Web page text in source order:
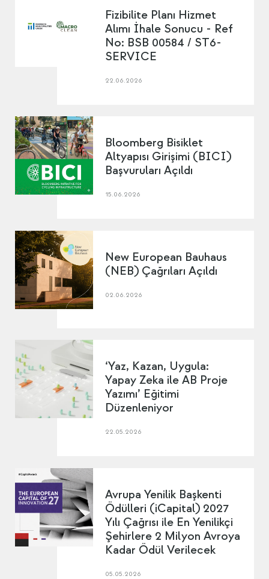
Fizibilite Planı Hizmet
Alımı İhale Sonucu - Ref
No: BSB 00584 / ST6-
SERVICE
22.06.2026
Bloomberg Bisiklet
Altyapısı Girişimi (BICI)
Başvuruları Açıldı
15.06.2026
New European Bauhaus
(NEB) Çağrıları Açıldı
02.06.2026
‘Yaz, Kazan, Uygula:
Yapay Zeka ile AB Proje
Yazımı’ Eğitimi
Düzenleniyor
22.05.2026
Avrupa Yenilik Başkenti
Ödülleri (iCapital) 2027
Yılı Çağrısı ile En Yenilikçi
Şehirlere 2 Milyon Avroya
Kadar Ödül Verilecek
05.05.2026